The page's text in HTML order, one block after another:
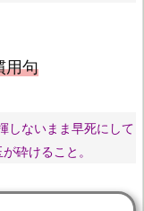
用句
しないまま早死にして
砕けること。